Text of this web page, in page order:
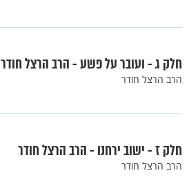
חלק ג - ועובר על פשע - הרב הרצל חודר
הרב הרצל חודר
חלק ז - ישוב ירחנו - הרב הרצל חודר
הרב הרצל חודר